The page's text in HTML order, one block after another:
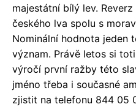
majestátní bílý lev.
českého lva spolu s
Nominální hodnota jeden
význam. Právě letos si
výročí první ražby této
jméno třeba i současné
zjistit na telefonu 844 05